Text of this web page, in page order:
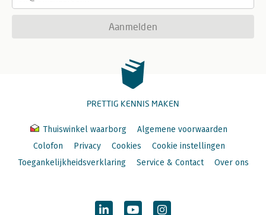
Aanmelden
PRETTIG KENNIS MAKEN
Thuiswinkel waarborg
Algemene voorwaarden
Colofon
Privacy Cookies
Cookie instellingen
Toegankelijkheidsverklaring
Service & Contact Over ons